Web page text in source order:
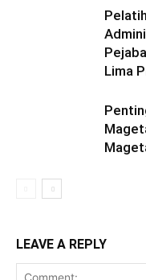
Lima
LEAVE A REPLY